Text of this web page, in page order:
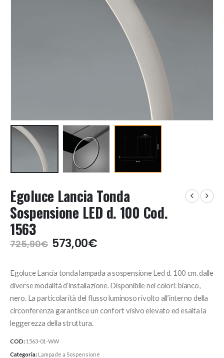
Egoluce Lancia Tonda
Sospensione LED d. 100 Cod.
1563
725,90€ Il
prezzo
era:
725,90€.
573,00€Il
prezzo
è:
573,00€.
Egoluce Lancia tonda lampada a sospensione Led d. 100 cm. dalle
diverse modalità d’installazione. Disponibile nei colori: bianco,
nero. La particolarità del flusso luminoso rivolto all’interno della
circonferenza garantisce un confort visivo elevato ed esalta la
leggerezza della struttura.
COD: 1563-01-WW
Categoria: Lampade a Sospensione